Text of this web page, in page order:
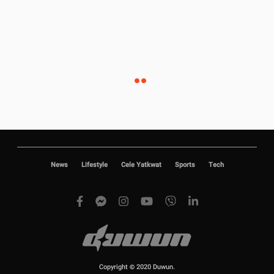
News Lifestyle Cele Yatkwat Sports Tech
Copyright © 2020 Duwun.